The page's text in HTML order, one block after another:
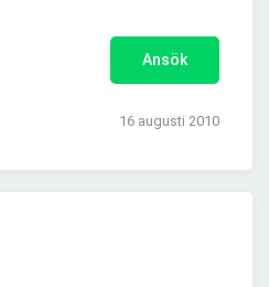
Ansök
16 augusti 2010